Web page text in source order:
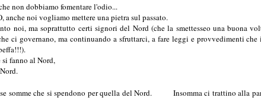
non dobbiamo fomentare l'odio...
anche noi vogliamo mettere una pietra sul passato.
ma soprattutto certi signori del Nord (che la smettesseo una buona
ma continuando a sfruttarci, a fare leggi e provvedimenti che
fanno al Nord,
somme che si spendono per quella del Nord. Insomma ci trattino alla